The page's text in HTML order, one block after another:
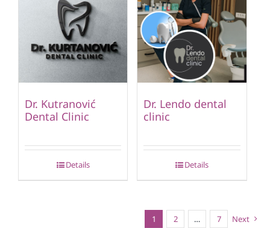
Dr. Kutranović
Dental Clinic
Details
Dr. Lendo dental
clinic
Details
1 2 … 7 Next